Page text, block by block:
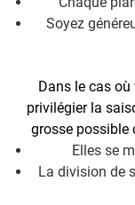
Soyez
Dans le cas
privilégier la
grosse possible
Elles se
La division de